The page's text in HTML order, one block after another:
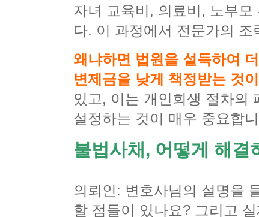
자녀 교육비, 의료비, 노부
다. 이 과정에서 전문가의 조
왜냐하면 법원을 설득하여
변제금을 낮게 책정받는 것
있고, 이는 개인회생 절차의
설정하는 것이 매우 중요합
불법사채, 어떻게 해결
의뢰인: 변호사님의 설명을
할 점들이 있나요? 그리고